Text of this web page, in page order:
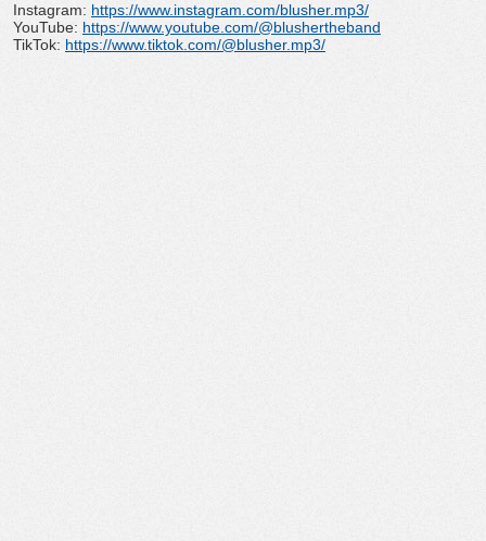
Instagram: https://www.instagram.com/blusher.mp3/
YouTube: https://www.youtube.com/@blushertheband
TikTok: https://www.tiktok.com/@blusher.mp3/